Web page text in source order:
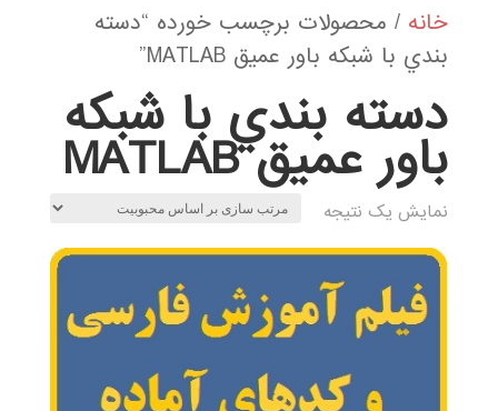
خانه / محصولات برچسب خورده “دسته
بندي با شبكه باور عميق MATLAB”
دسته بندي با شبكه
باور عميق MATLAB
نمایش یک نتیجه